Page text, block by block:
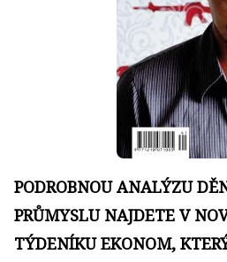
PODROBNOU ANALÝZU
PRŮMYSLU NAJDETE V
TÝDENÍKU EKONOM,